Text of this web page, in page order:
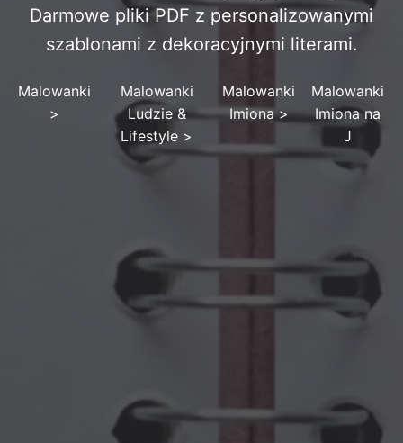
Darmowe pliki PDF z personalizowanymi
szablonami z dekoracyjnymi literami.
Malowanki
>
Malowanki
Ludzie &
Lifestyle >
Malowanki
Imiona>
Malowanki
Imiona na
J